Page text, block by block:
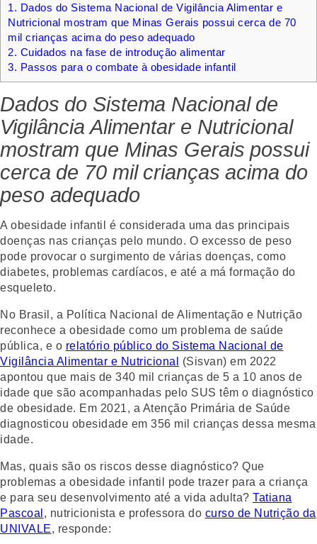
1. Dados do Sistema Nacional de Vigilância Alimentar e
Nutricional mostram que Minas Gerais possui cerca de 70
mil crianças acima do peso adequado
2. Cuidados na fase de introdução alimentar
3. Passos para o combate à obesidade infantil
Dados do Sistema Nacional de
Vigilância Alimentar e Nutricional
mostram que Minas Gerais possui
cerca de 70 mil crianças acima do
peso adequado
A obesidade infantil é considerada uma das principais
doenças nas crianças pelo mundo. O excesso de peso
pode provocar o surgimento de várias doenças, como
diabetes, problemas cardíacos, e até a má formação do
esqueleto.
No Brasil, a Política Nacional de Alimentação e Nutrição
reconhece a obesidade como um problema de saúde
pública, e o relatório público do Sistema Nacional de
Vigilância Alimentar e Nutricional
(Sisvan) em 2022
apontou que mais de 340 mil crianças de 5 a 10 anos de
idade que são acompanhadas pelo SUS têm o diagnóstico
de obesidade. Em 2021, a Atenção Primária de Saúde
diagnosticou obesidade em 356 mil crianças dessa mesma
idade.
Mas, quais são os riscos desse diagnóstico? Que
problemas a obesidade infantil pode trazer para a criança
e para seu desenvolvimento até a vida adulta? Tatiana
Pascoal , nutricionista e professora do curso de Nutrição da
UNIVALE, responde: